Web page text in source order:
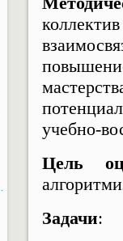
учебно-
Цель
Задачи: